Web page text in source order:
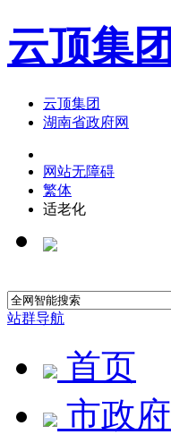
云顶集团
云顶集团
湖南省政府网
网站无障碍
繁体
适老化
站群导航
首页
市政府